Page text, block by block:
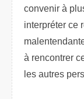
convenir à
interpréter ce
à rencontrer
les autres